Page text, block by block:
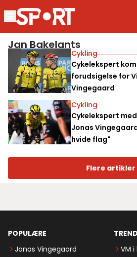
Jan Bakelants
Cykling
Cykelekspert
forudsigelse for
Vingegaard
Cykling
Cykelekspert
Jonas
hvide flag"
Flere artikler
POPULÆRE
Jonas Vingegaard
VM